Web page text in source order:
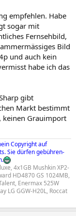
empfehlen. Habe
sogar mit
Fernsehbild,
Bild
und auch kein
habe ich das
gibt
Markt bestimmt
keinen Grauimport
Copyright auf
Sie dürfen gebühren-
4x1GB Mushkin XP2-
HD4870 GS 1024MB,
Enermax 525W
LG GGW-H20L, Roccat